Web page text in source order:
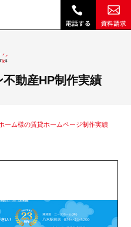
動産HP制作実績
ーム様の賃貸ホームページ制作実績